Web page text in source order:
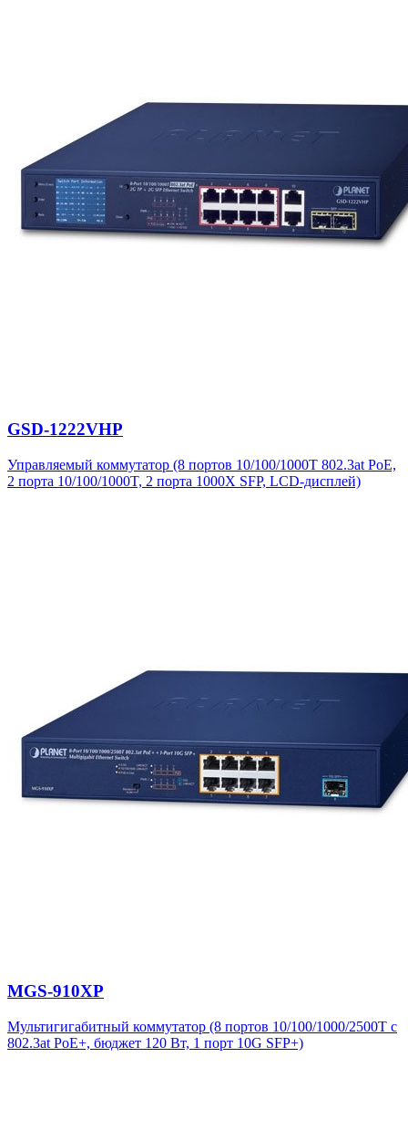
GSD-1222VHP
Управляемый коммутатор (8 портов 10/100/1000T 802.3at PoE,
2 порта 10/100/1000T, 2 порта 1000X SFP, LCD-дисплей)
MGS-910XP
Мультигигабитный коммутатор (8 портов 10/100/1000/2500T с
802.3at PoE+, бюджет 120 Вт, 1 порт 10G SFP+)